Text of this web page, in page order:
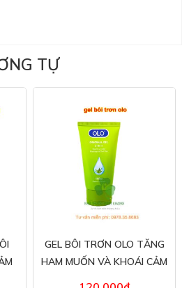
TỰ
GEL BÔI TRƠN OLO TĂNG
HAM MUỐN VÀ KHOÁI CẢM